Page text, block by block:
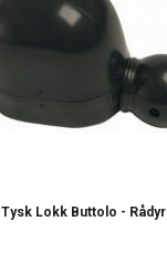
Tysk Lokk Buttolo - Rådyr